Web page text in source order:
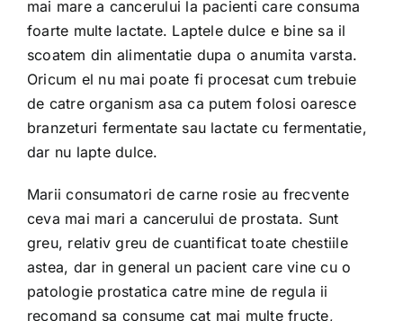
mai mare a cancerului la pacienti care consuma
foarte multe lactate. Laptele dulce e bine sa il
scoatem din alimentatie dupa o anumita varsta.
Oricum el nu mai poate fi procesat cum trebuie
de catre organism asa ca putem folosi oaresce
branzeturi fermentate sau lactate cu fermentatie,
dar nu lapte dulce.
Marii consumatori de carne rosie au frecvente
ceva mai mari a cancerului de prostata. Sunt
greu, relativ greu de cuantificat toate chestiile
astea, dar in general un pacient care vine cu o
patologie prostatica catre mine de regula ii
recomand sa consume cat mai multe fructe,